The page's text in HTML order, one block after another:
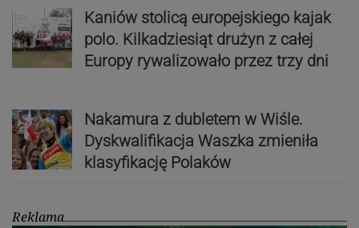
Kaniów stolicą europejskiego kajak
polo. Kilkadziesiąt drużyn z całej
Europy rywalizowało przez trzy dni
Nakamura z dubletem w Wiśle.
Dyskwalifikacja Waszka zmieniła
klasyfikację Polaków
Reklama